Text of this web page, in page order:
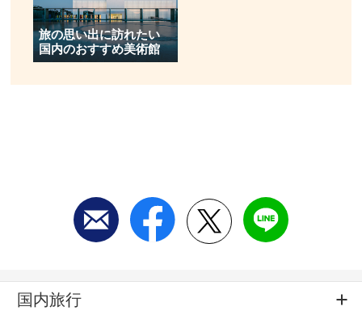
旅の思い出に訪れたい
国内のおすすめ美術館
国内旅行